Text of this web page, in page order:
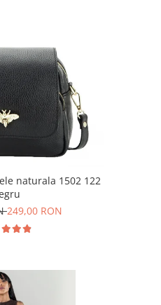
naturala 1502 122
249,00 RON